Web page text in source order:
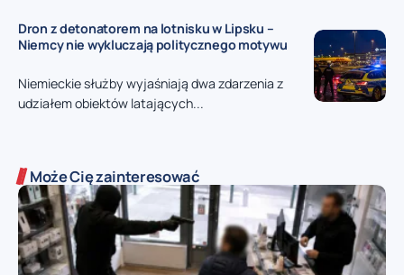
Dron z detonatorem na lotnisku w Lipsku –
Niemcy nie wykluczają politycznego motywu
Niemieckie służby wyjaśniają dwa zdarzenia z
udziałem obiektów latających...
Może Cię zainteresować